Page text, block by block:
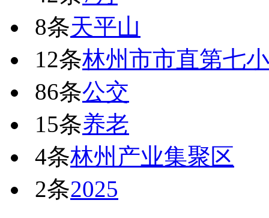
8条天平山
12条林州市市直第七
86条公交
15条养老
4条林州产业集聚区
2条2025